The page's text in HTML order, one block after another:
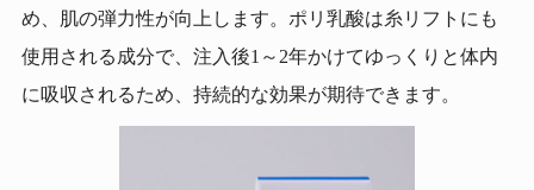
め、肌の弾力性が向上します。ポリ乳酸は糸リフトにも
使用される成分で、注入後1～2年かけてゆっくりと体内
に吸収されるため、持続的な効果が期待できます。